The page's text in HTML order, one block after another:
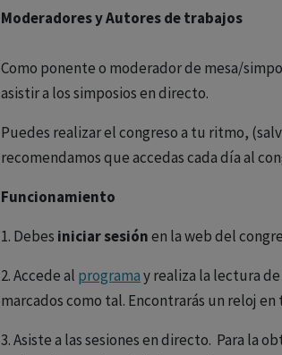
Moderadores y Autores de trabajos
Como ponente o moderador de mesa/
asistir a los simposios en directo.
Puedes realizar el congreso a tu ritmo,
recomendamos que accedas cada día al
Funcionamiento
1. Debes iniciar sesiónen la web del
2. Accede al programay realiza la lectura
marcados como tal. Encontrarás un reloj
3. Asiste a las sesiones en directo. Para la